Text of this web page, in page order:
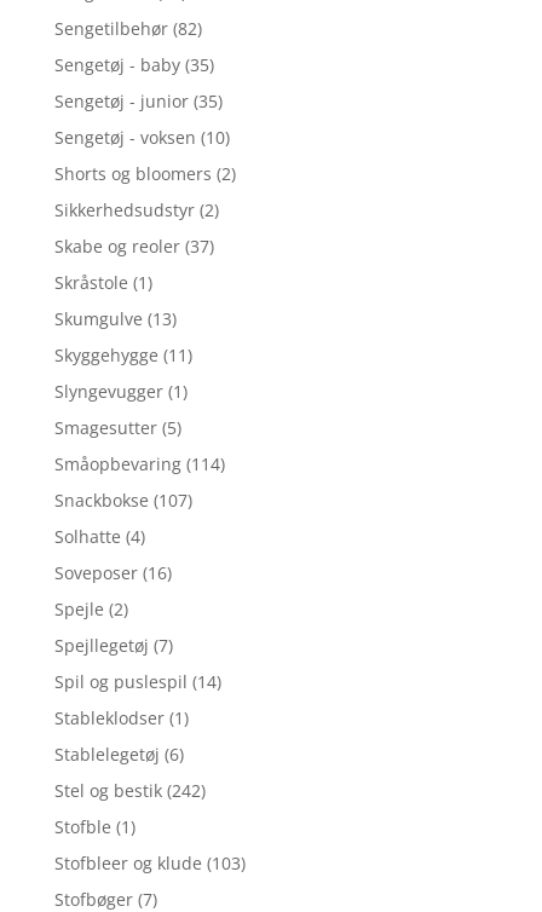
Sengetilbehør (82)
Sengetøj - baby (35)
Sengetøj - junior (35)
Sengetøj - voksen (10)
Shorts og bloomers (2)
Sikkerhedsudstyr (2)
Skabe og reoler (37)
Skråstole (1)
Skumgulve (13)
Skyggehygge (11)
Slyngevugger (1)
Smagesutter (5)
Småopbevaring (114)
Snackbokse (107)
Solhatte (4)
Soveposer (16)
Spejle (2)
Spejllegetøj (7)
Spil og puslespil (14)
Stableklodser (1)
Stablelegetøj (6)
Stel og bestik (242)
Stofble (1)
Stofbleer og klude (103)
Stofbøger (7)